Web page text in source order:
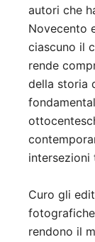
autori che
Novecento
ciascuno il
rende
della storia
intersezioni
Curo gli
rendono il